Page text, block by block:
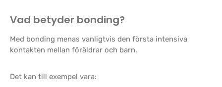
Vad betyder bonding?
Med bonding menas vanligtvis den första intensiva
kontakten mellan föräldrar och barn.
Det kan till exempel vara: